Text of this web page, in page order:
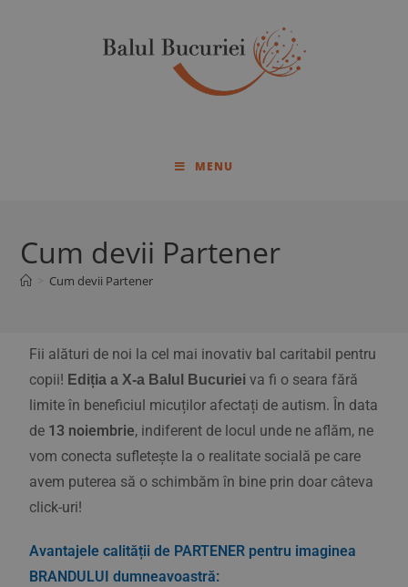
MENU
Cum devii Partener
Cum devii Partener
Fii alături de noi la cel mai inovativ bal caritabil pentru
copii! Ediția a X-a Balul Bucuriei va fi o seara fără
limite în beneficiul micuților afectați de autism. În data
de 13 noiembrie, indiferent de locul unde ne aflăm, ne
vom conecta sufletește la o realitate socială pe care
avem puterea să o schimbăm în bine prin doar câteva
click-uri!
Avantajele calității de PARTENER pentru imaginea
BRANDULUI dumneavoastră: